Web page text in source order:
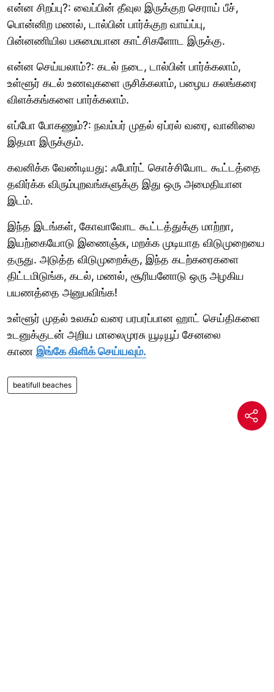
என்ன சிறப்பு?: வைப்பின் தீவுல இருக்குற செராய் பீச்,
பொன்னிற மணல், டால்பின் பார்க்குற வாய்ப்பு,
பின்னணியில பசுமையான காட்சிகளோட இருக்கு.
என்ன செய்யலாம்?: கடல் நடை, டால்பின் பார்க்கலாம்,
உள்ளூர் கடல் உணவுகளை ருசிக்கலாம், பழைய கலங்கரை
விளக்கங்களை பார்க்கலாம்.
எப்போ போகணும்?: நவம்பர் முதல் ஏப்ரல் வரை, வானிலை
இதமா இருக்கும்.
கவனிக்க வேண்டியது: ஃபோர்ட் கொச்சியோட கூட்டத்தை
தவிர்க்க விரும்புறவங்களுக்கு இது ஒரு அமைதியான
இடம்.
இந்த இடங்கள், கோவாவோட கூட்டத்துக்கு மாற்றா,
இயற்கையோடு இணைஞ்சு, மறக்க முடியாத விடுமுறையை
தருது. அடுத்த விடுமுறைக்கு, இந்த கடற்கரைகளை
திட்டமிடுங்க, கடல், மணல், சூரியனோடு ஒரு அழகிய
பயணத்தை அனுபவிங்க!
உள்ளூர் முதல் உலகம் வரை பரபரப்பான ஹாட் செய்திகளை
உடனுக்குடன் அறிய மாலைமுரசு யூடியூப் சேனலை
காண இங்கே கிளிக் செய்யவும்.
beatifull beaches